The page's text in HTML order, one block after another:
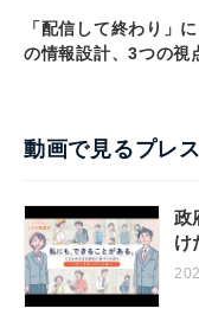
「配信して終わり」
の情報設計、3つの視
動画で見るプレ
政
け